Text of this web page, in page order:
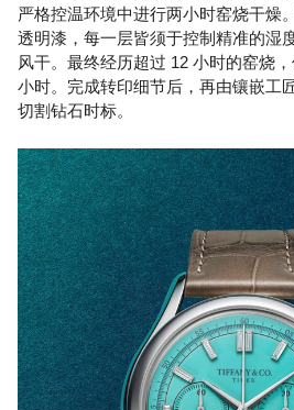
严格控温环境中进行两小时窑烧干燥
透明漆，每一层皆须于控制精准的湿
风干。最终经历超过 12 小时的窑烧
小时。完成转印细节后，再由镶嵌工
切割钻石时标。